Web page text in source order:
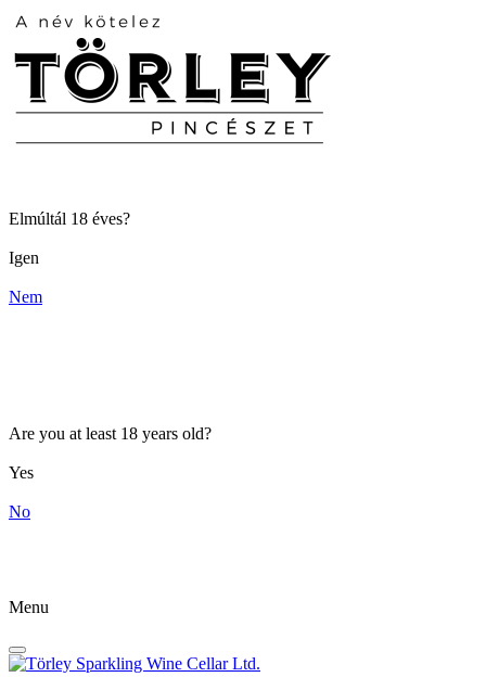
Elmúltál 18 éves?
Igen
Nem
Are you at least 18 years old?
Yes
No
Menu